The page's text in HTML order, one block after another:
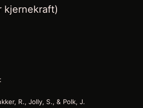
kjernekraft)
R., Jolly, S., & Polk, J.